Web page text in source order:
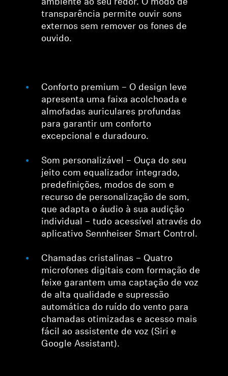
ambiente ao seu redor. O modo de
transparência permite ouvir sons
externos sem remover os fones de
ouvido.
Conforto premium – O design leve
apresenta uma faixa acolchoada e
almofadas auriculares profundas
para garantir um conforto
excepcional e duradouro.
Som personalizável – Ouça do seu
jeito com equalizador integrado,
predefinições, modos de som e
recurso de personalização de som,
que adapta o áudio à sua audição
individual – tudo acessível através do
aplicativo Sennheiser Smart Control.
Chamadas cristalinas – Quatro
microfones digitais com formação de
feixe garantem uma captação de voz
de alta qualidade e supressão
automática do ruído do vento para
chamadas otimizadas e acesso mais
fácil ao assistente de voz (Siri e
Google Assistant).